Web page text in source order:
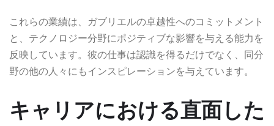
これらの業績は、ガブリエルの卓越性へのコミットメント
と、テクノロジー分野にポジティブな影響を与える能力を
反映しています。彼の仕事は認識を得るだけでなく、同分
野の他の人々にもインスピレーションを与えています。
キャリアにおける直面した